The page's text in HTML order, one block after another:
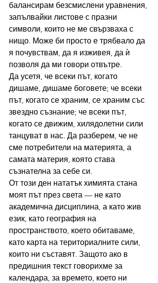
балансирам безсмислени уравнения,
запълвайки листове с празни
символи, които не ме свързваха с
нищо. Може би просто е трябвало да
я почувствам, да я изживея, да ѝ
позволя да ми говори отвътре.
Да усетя, че всеки път, когато
дишаме, дишаме боговете; че всеки
път, когато се храним, се храним със
звездно съзнание; че всеки път,
когато се движим, хилядолетни сили
танцуват в нас. Да разберем, че не
сме потребители на материята, а
самата материя, която става
съзнателна за себе си.
От този ден нататък химията стана
моят път през света — не като
академична дисциплина, а като жив
език, като география на
пространството, което обитаваме,
като карта на териториалните сили,
които ни съставят. Защото ако в
предишния текст говорихме за
календара, за времето, което ни